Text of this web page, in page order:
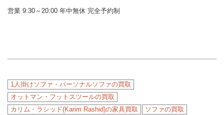
営業 9:30～20:00 年中無休 完全予約制
1人掛けソファ・パーソナルソファの買取
オットマン・フットスツールの買取
カリム・ラシッド(Karim Rashid)の家具買取
ソファの買取